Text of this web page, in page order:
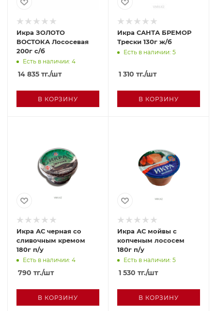
Икра ЗОЛОТО
ВОСТОКА Лососевая
200г с/б
Есть в наличии: 4
14 835 тг./шт
В КОРЗИНУ
Икра САНТА БРЕМОР
Трески 130г ж/б
Есть в наличии: 5
1 310 тг./шт
В КОРЗИНУ
Икра АС черная со
сливочным кремом
180г п/у
Есть в наличии: 4
790 тг./шт
В КОРЗИНУ
Икра АС мойвы с
копченым лососем
180г п/у
Есть в наличии: 5
1 530 тг./шт
В КОРЗИНУ